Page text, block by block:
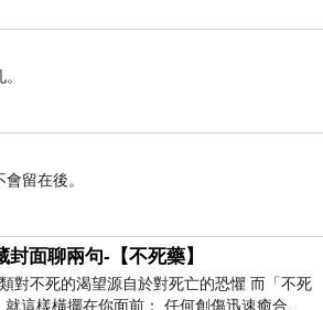
留在後。
封面聊兩句-【不死藥】
對不死的渴望源自於對死亡的恐懼 而「不死
就這樣橫擺在你面前： 任何創傷迅速癒合、